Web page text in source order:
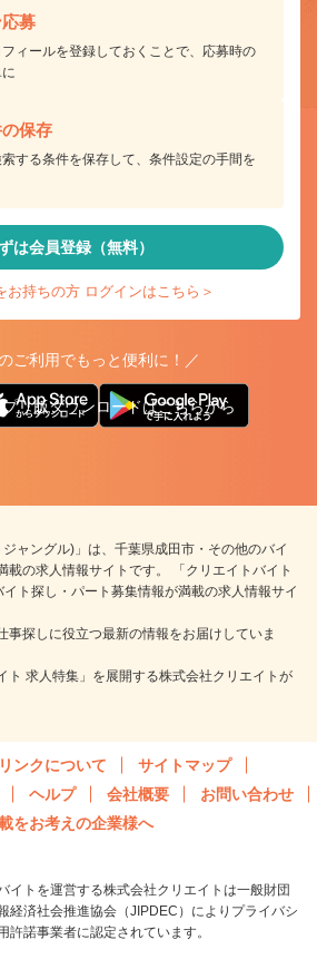
募
ィールを登録しておくことで、応募時の
保存
する条件を保存して、条件設定の手間を
は会員登録（無料）
お持ちの方 ログインはこちら＞
ご利用でもっと便利に！／
プリ版ダウンロードはこちらから
ジャングル)」は、千葉県成田市・その他のバイ
載の求人情報サイトです。 「クリエイトバイト
ト探し・パート募集情報が満載の求人情報サイ
事探しに役立つ最新の情報をお届けしていま
ト 求人特集」を展開する株式会社クリエイトが
リンクについて
サイトマップ
ヘルプ 会社概要
お問い合わせ
をお考えの企業様へ
イトを運営する株式会社クリエイトは一般財団
経済社会推進協会（JIPDEC）によりプライバシ
許諾事業者に認定されています。